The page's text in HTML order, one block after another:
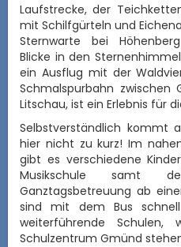
Laufstrecke, der
mit Schilfgürteln und
Sternwarte bei
Blicke in den
ein Ausflug mit der
Schmalspurbahn zwischen
Litschau, ist ein Erlebnis für
Selbstverständlich kommt
hier nicht zu kurz! Im
gibt es verschiedene
Musikschule samt
Ganztagsbetreuung ab
sind mit dem Bus
weiterführende Schulen,
Schulzentrum Gmünd